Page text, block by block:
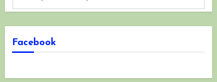
Facebook